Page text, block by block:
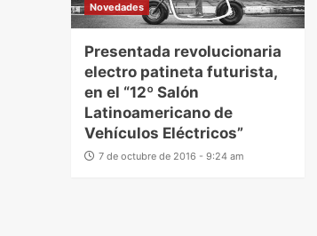
Novedades
Presentada revolucionaria
electro patineta futurista,
en el “12º Salón
Latinoamericano de
Vehículos Eléctricos”
7 de octubre de 2016 - 9:24 am